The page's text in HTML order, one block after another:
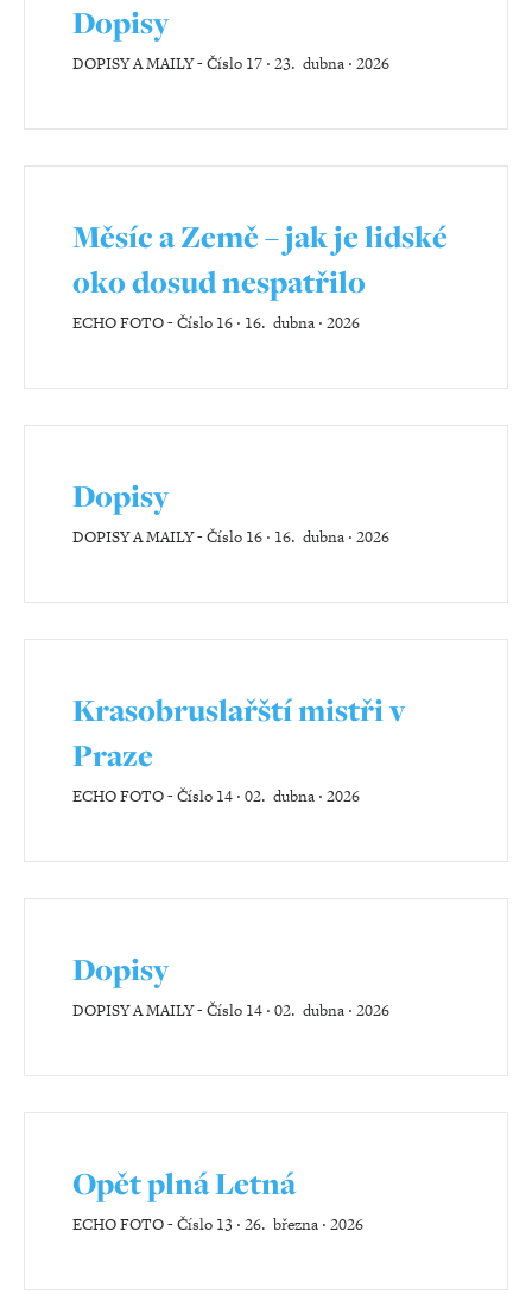
Dopisy
DOPISY A MAILY-Číslo 17 ‧ 23. dubna ‧ 2026
Měsíc a Země – jak je lidské
oko dosud nespatřilo
ECHO FOTO-Číslo 16 ‧ 16. dubna ‧ 2026
Dopisy
DOPISY A MAILY-Číslo 16 ‧ 16. dubna ‧ 2026
Krasobruslařští mistři v
Praze
ECHO FOTO-Číslo 14 ‧ 02. dubna ‧ 2026
Dopisy
DOPISY A MAILY-Číslo 14 ‧ 02. dubna ‧ 2026
Opět plná Letná
ECHO FOTO-Číslo 13 ‧ 26. března ‧ 2026